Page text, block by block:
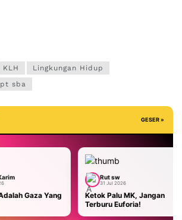
KLH
Lingkungan Hidup
pt sba
GESER »
Ketok Palu MK, Jangan
Malaysia
AS: Masa